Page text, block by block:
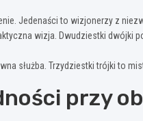
Jedenaści to wizjonerzy z
wizja. Dwudziestki dwójki
służba. Trzydziestki trójki to
przy